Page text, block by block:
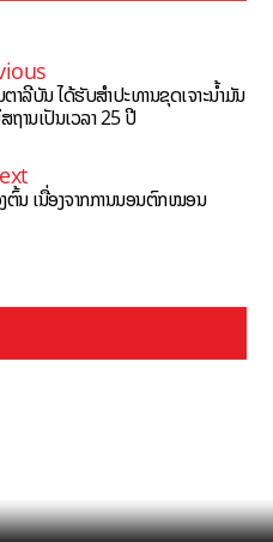
ລີບັນ ໄດ້ຮັບສຳປະທານຂຸດເຈາະນ້ຳມັນ
ານເປັນເວລາ 25 ປີ
ຕົ້ນ ເນື່ອງຈາກການນອນຕົກໝອນ